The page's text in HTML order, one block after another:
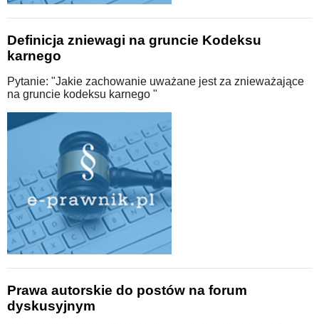
Definicja zniewagi na gruncie Kodeksu
karnego
Pytanie: "Jakie zachowanie uważane jest za znieważające
na gruncie kodeksu karnego "
Prawa autorskie do postów na forum
dyskusyjnym